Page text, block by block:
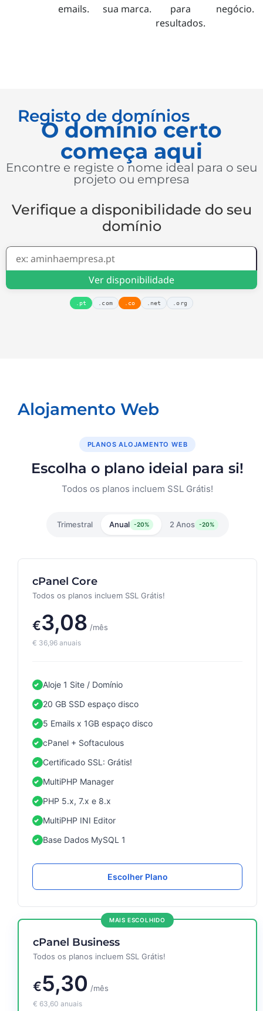
emails.
sua marca.
para
resultados.
negócio.
Registo de domínios
O domínio certo
começa aqui
Encontre e registe o nome ideal para o seu
projeto ou empresa
Verifique a disponibilidade do seu
domínio
Ver disponibilidade
.pt .com .co .net .org
Alojamento Web
PLANOS ALOJAMENTO WEB
Escolha o plano ideial para si!
Todos os planos incluem SSL Grátis!
Trimestral Anual -20% 2 Anos -20%
cPanel Core
Todos os planos incluem SSL Grátis!
€3,08 /mês
€ 36,96 anuais
Aloje 1 Site / Domínio
20 GB SSD espaço disco
5 Emails x 1GB espaço disco
cPanel + Softaculous
Certificado SSL: Grátis!
MultiPHP Manager
PHP 5.x, 7.x e 8.x
MultiPHP INI Editor
Base Dados MySQL 1
Escolher Plano
MAIS ESCOLHIDO
cPanel Business
Todos os planos incluem SSL Grátis!
€5,30 /mês
€ 63,60 anuais